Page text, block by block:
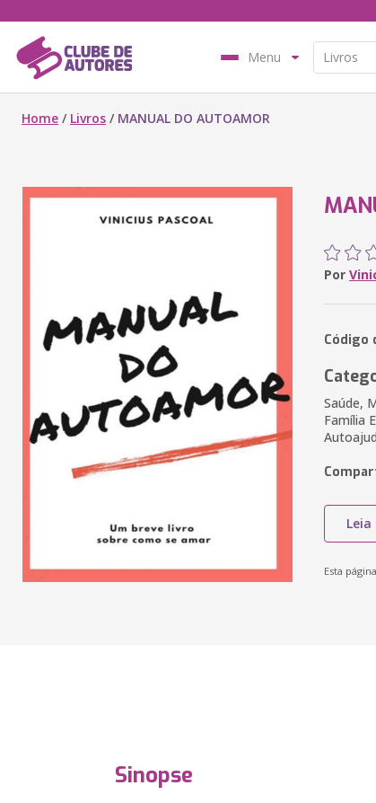
Menu
Home / Livros / MANUAL DO AUTOAMOR
Por
Código
Saúde,
Família
Esta
Sinopse